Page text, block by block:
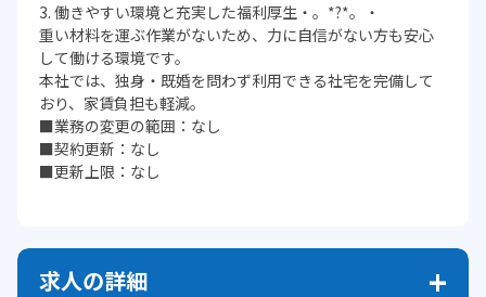
3. 働きやすい環境と充実した福利厚生・。*?*。・
重い材料を運ぶ作業がないため、力に自信がない方も安心
して働ける環境です。
本社では、独身・既婚を問わず利用できる社宅を完備して
おり、家賃負担も軽減。
■業務の変更の範囲：なし
■契約更新：なし
■更新上限：なし
求人の詳細